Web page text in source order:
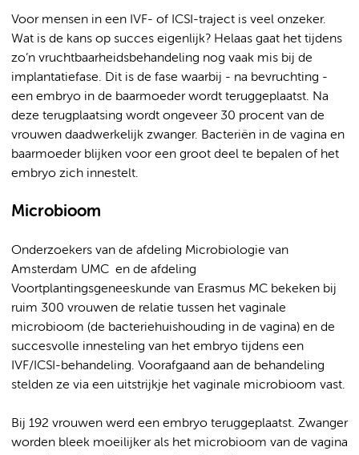
Voor mensen in een IVF- of ICSI-traject is veel onzeker.
Wat is de kans op succes eigenlijk? Helaas gaat het tijdens
zo’n vruchtbaarheidsbehandeling nog vaak mis bij de
implantatiefase. Dit is de fase waarbij - na bevruchting -
een embryo in de baarmoeder wordt teruggeplaatst. Na
deze terugplaatsing wordt ongeveer 30 procent van de
vrouwen daadwerkelijk zwanger. Bacteriën in de vagina en
baarmoeder blijken voor een groot deel te bepalen of het
embryo zich innestelt.
Microbioom
Onderzoekers van de afdeling Microbiologie van
Amsterdam UMC en de afdeling
Voortplantingsgeneeskunde van Erasmus MC bekeken bij
ruim 300 vrouwen de relatie tussen het vaginale
microbioom (de bacteriehuishouding in de vagina) en de
succesvolle innesteling van het embryo tijdens een
IVF/ICSI-behandeling. Voorafgaand aan de behandeling
stelden ze via een uitstrijkje het vaginale microbioom vast.
Bij 192 vrouwen werd een embryo teruggeplaatst. Zwanger
worden bleek moeilijker als het microbioom van de vagina